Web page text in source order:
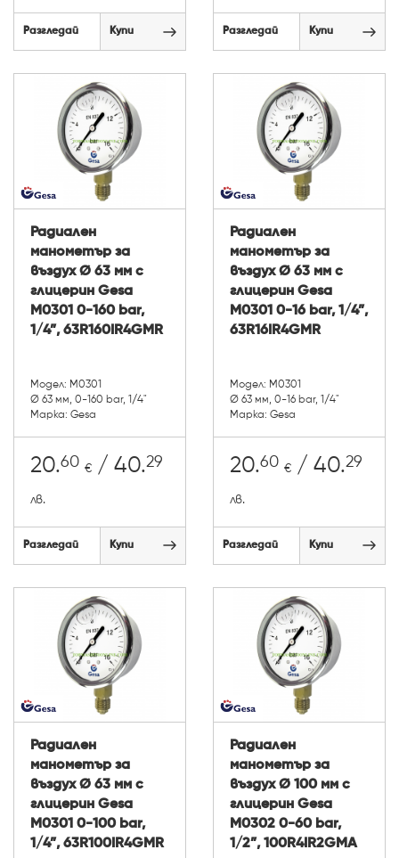
Разгледай Купи Разгледай Купи
Радиален
манометър за
въздух Ø 63 мм с
глицерин Gesa
М0301 0-160 bar,
1/4”, 63R160IR4GMR
Модел: М0301
Ø 63 мм, 0-160 bar, 1/4"
Марка: Gesa
20.60 € / 40.29
лв.
Разгледай Купи
Радиален
манометър за
въздух Ø 63 мм с
глицерин Gesa
М0301 0-16 bar, 1/4”,
63R16IR4GMR
Модел: М0301
Ø 63 мм, 0-16 bar, 1/4"
Марка: Gesa
20.60 € / 40.29
лв.
Разгледай Купи
Радиален
манометър за
въздух Ø 63 мм с
глицерин Gesa
М0301 0-100 bar,
1/4”, 63R100IR4GMR
Радиален
манометър за
въздух Ø 100 мм с
глицерин Gesa
М0302 0-60 bar,
1/2”, 100R4IR2GMA